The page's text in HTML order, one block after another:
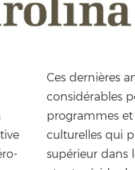
Ces dernières
considérables
programmes
culturelles qui
supérieur dans